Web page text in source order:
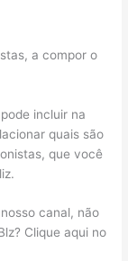
a compor o
incluir na
quais são
que você
canal, não
Clique aqui no